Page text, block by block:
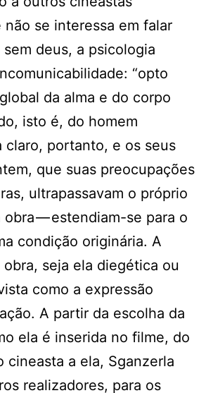
não se interessa em falar
sem deus, a psicologia
“opto
da alma e do corpo
isto é, do homem
claro, portanto, e os seus
que suas preocupações
ultrapassavam o próprio
obra — estendiam-se para o
condição originária. A
obra, seja ela diegética ou
como a expressão
A partir da escolha da
ela é inserida no filme, do
cineasta a ela, Sganzerla
realizadores, para os